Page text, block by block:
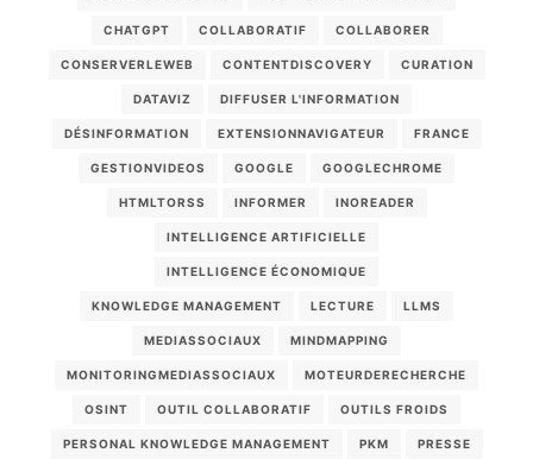
CHATGPT COLLABORATIF COLLABORER
CONSERVERLEWEB CONTENTDISCOVERY CURATION
DATAVIZ DIFFUSER L'INFORMATION
DÉSINFORMATION EXTENSIONNAVIGATEUR FRANCE
GESTIONVIDEOS GOOGLE GOOGLECHROME
HTMLTORSS INFORMER INOREADER
INTELLIGENCE ARTIFICIELLE
INTELLIGENCE ÉCONOMIQUE
KNOWLEDGE MANAGEMENT LECTURE LLMS
MEDIASSOCIAUX MINDMAPPING
MONITORINGMEDIASSOCIAUX MOTEURDERECHERCHE
OSINT OUTIL COLLABORATIF OUTILS FROIDS
PERSONAL KNOWLEDGE MANAGEMENT PKM PRESSE